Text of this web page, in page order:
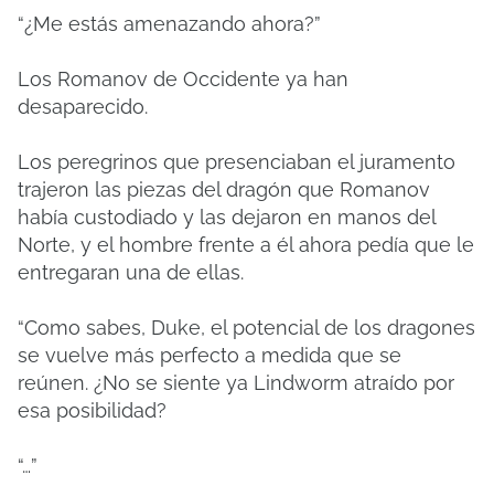
“¿Me estás amenazando ahora?”
Los Romanov de Occidente ya han
desaparecido.
Los peregrinos que presenciaban el juramento
trajeron las piezas del dragón que Romanov
había custodiado y las dejaron en manos del
Norte, y el hombre frente a él ahora pedía que le
entregaran una de ellas.
“Como sabes, Duke, el potencial de los dragones
se vuelve más perfecto a medida que se
reúnen. ¿No se siente ya Lindworm atraído por
esa posibilidad?
“…”